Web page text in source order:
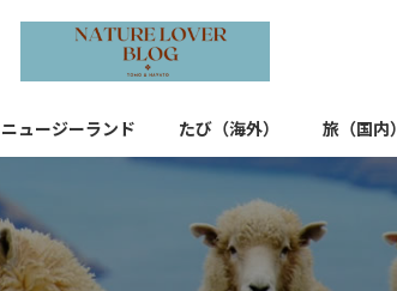
ニュージーランド たび（海外） 旅（国内）